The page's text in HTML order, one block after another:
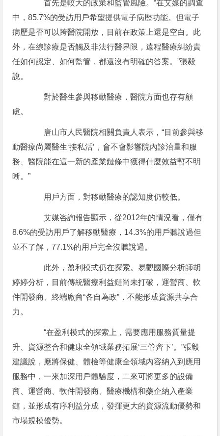
首先是較大的政策和監管風險。“在艾媒的調查
中，85.7%的受訪用戶希望提供電子病歷功能。但電子
病歷是否可以跨醫院開放，目前在政策上還是空白。此
外，在線診療是否觸及非法行醫界限，遠程醫療糾紛責
任如何認定、如何監管，都還沒有明確的答案。”張毅
說。
對於醫生參與移動醫療，醫院方面也存有顧
慮。
唐山市人民醫院相關負責人表示，“目前參與移
動醫療尚屬醫生‘接私活’，會不會影響院內診治量和服
務、醫院能在這一新的產業鏈條中獲得什麼效益暫不明
晰。”
用戶方面，對移動醫療的認知度仍較低。
艾媒咨詢報告顯示，從2012年的情況看，僅有
8.6%的受訪用戶了解移動醫療，14.3%的用戶聽說過但
並不了解，77.1%的用戶完全沒聽說過。
此外，盈利模式仍在探索。易觀國際分析師胡
婷婷分析，目前傳統醫療利益鏈尚未打破，運營商、軟
件開發商、終端廠商“各自為政”，不能形成資源共享合
力。
“在盈利模式的探索上，需要應用服務質量提
升、資源整合和健康全領域業務拓展‘三管齊下’。”張毅
建議說，應將保健、體檢等健康全領域內容納入到應用
服務中，一來加深用戶體驗度，二來可將更多的設備
商、運營商、軟件開發商、醫療機構和藥企納入產業
鏈，並形成有序利益分成，發揮更大的資源流動優勢和
市場規模優勢。